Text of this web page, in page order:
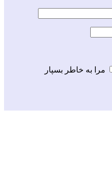
مرا به خاطر بسپار